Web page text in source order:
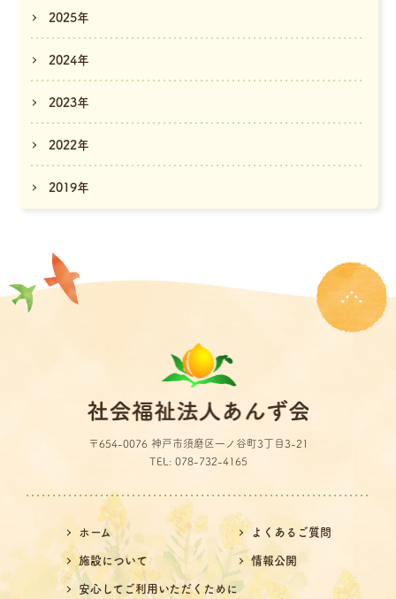
2025年
2024年
2023年
2022年
2019年
〒654-0076 神戸市須磨区一ノ谷町3丁目3-21
TEL: 078-732-4165
ホーム
施設について
安心してご利用いただくために
よくあるご質問
情報公開